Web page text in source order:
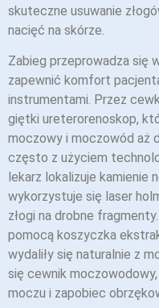
skuteczne usuwanie
nacięć na skórze.
Zabieg przeprowadza się
zapewnić komfort
instrumentami. Przez
giętki ureterorenoskop,
moczowy i moczowód aż
często z użyciem
lekarz lokalizuje kamienie
wykorzystuje się laser
złogi na drobne
pomocą koszyczka
wydaliły się naturalnie z
się cewnik
moczu i zapobiec